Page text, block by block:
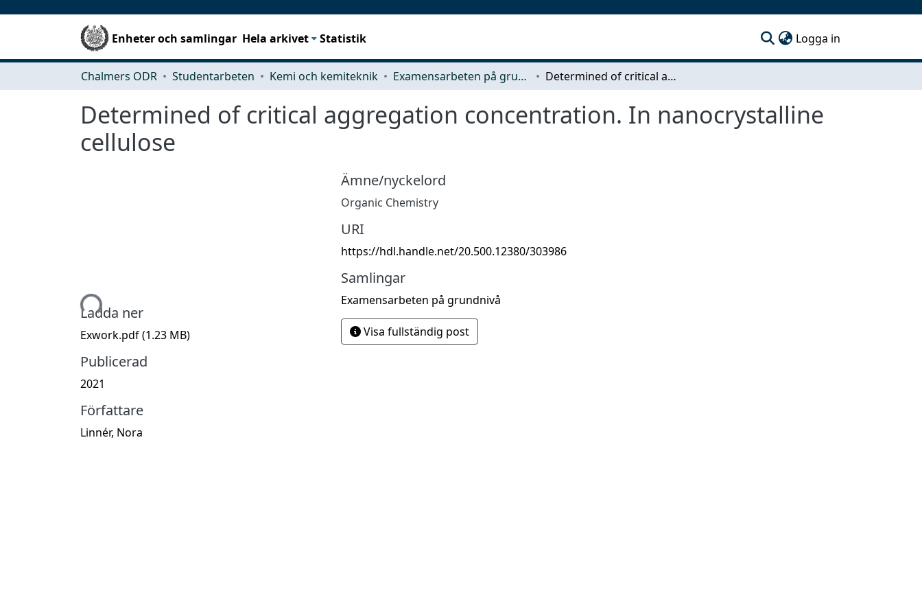
Enheter och samlingar Hela arkivet Statistik Logga in
Chalmers ODR Studentarbeten Kemi och kemiteknik Examensarbeten på grundnivå Determined of critical aggregation concentration. In nanocrystalline cellulose
Determined of critical aggregation concentration. In nanocrystalline
cellulose
Hämtar...Ladda ner
Exwork.pdf(1.23 MB)
Publicerad
2021
Författare
Linnér, Nora
Ämne/nyckelord
Organic Chemistry
URI
https://hdl.handle.net/20.500.12380/303986
Samlingar
Examensarbeten på grundnivå
Visa fullständig post